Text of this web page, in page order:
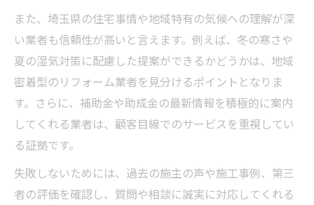
また、埼玉県の住宅事情や地域特有の気候への理解が深
い業者も信頼性が高いと言えます。例えば、冬の寒さや
夏の湿気対策に配慮した提案ができるかどうかは、地域
密着型のリフォーム業者を見分けるポイントとなりま
す。さらに、補助金や助成金の最新情報を積極的に案内
してくれる業者は、顧客目線でのサービスを重視してい
る証拠です。
失敗しないためには、過去の施主の声や施工事例、第三
者の評価を確認し、質問や相談に誠実に対応してくれる